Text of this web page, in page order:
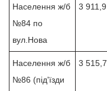
Населення ж/б
№84 по
вул.Нова
3 911,9
Населення ж/б
№86 (під'їзди
3 515,7